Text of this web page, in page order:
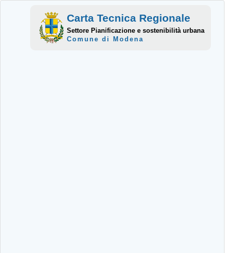
Carta Tecnica Regionale
Settore Pianificazione e sostenibilità urbana
Comune di Modena